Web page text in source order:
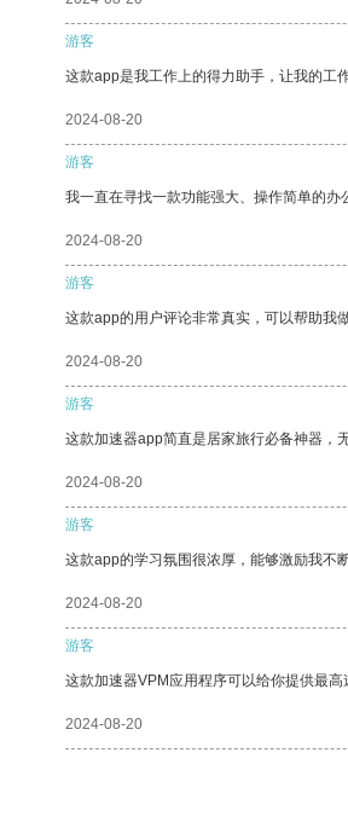
游客
这款app是我工作上的得力助手，让我的工
2024-08-20
游客
我一直在寻找一款功能强大、操作简单的办
2024-08-20
游客
这款app的用户评论非常真实，可以帮助我
2024-08-20
游客
这款加速器app简直是居家旅行必备神器，
2024-08-20
游客
这款app的学习氛围很浓厚，能够激励我不
2024-08-20
游客
这款加速器VPM应用程序可以给你提供最
2024-08-20